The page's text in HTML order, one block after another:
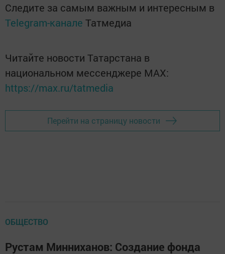
Следите за самым важным и интересным в
Telegram-канале Татмедиа
Читайте новости Татарстана в
национальном мессенджере MАХ:
https://max.ru/tatmedia
Перейти на страницу новости
ОБЩЕСТВО
Рустам Минниханов: Создание фонда